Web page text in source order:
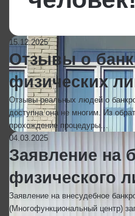
15.12.2025
Отзывы о
физических
Отзывы реальных людей о
доступна она не многим. Из
прохождение процедуры…
04.03.2025
Заявление на
физического
Заявление на внесудебное
(Многофункциональный центр)